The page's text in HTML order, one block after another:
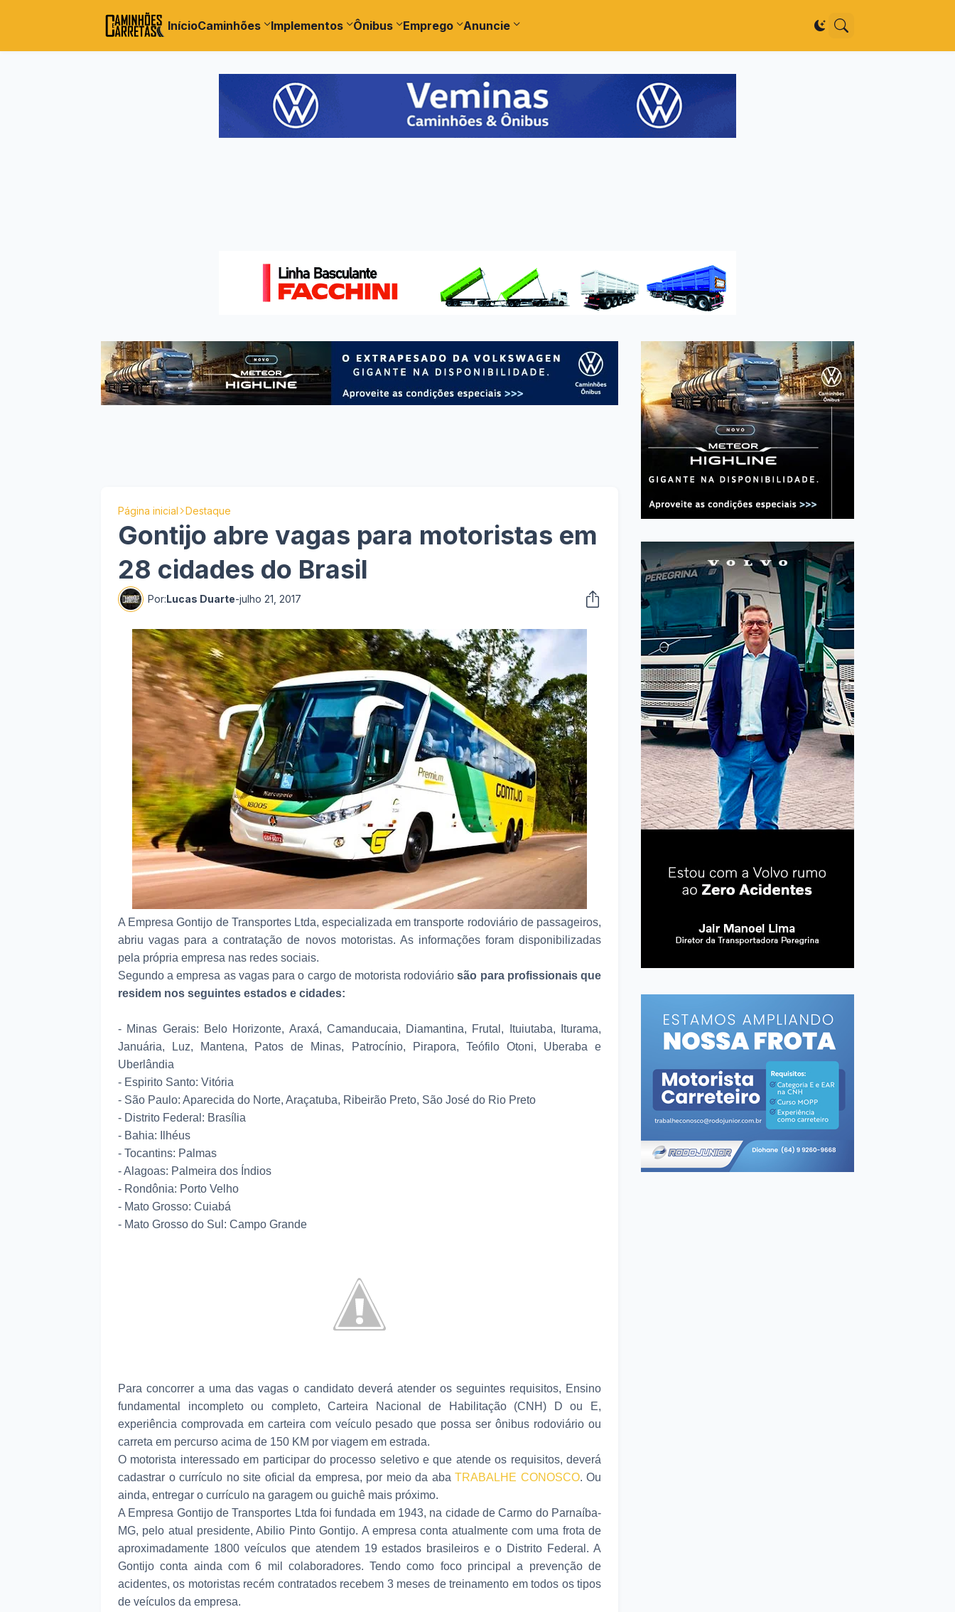
InícioCaminhões Implementos Ônibus Emprego Anuncie
Página inicial Destaque
Gontijo abre vagas para motoristas em
28 cidades do Brasil
Por:Lucas Duarte-julho 21, 2017
A Empresa Gontijo de Transportes Ltda, especializada em transporte rodoviário de passageiros,
abriu vagas para a contratação de novos motoristas. As informações foram disponibilizadas
pela própria empresa nas redes sociais.
Segundo a empresa as vagas para o cargo de motorista rodoviáriosão para profissionais que
residem nos seguintes estados e cidades:
- Minas Gerais: Belo Horizonte, Araxá, Camanducaia, Diamantina, Frutal, Ituiutaba, Iturama,
Januária, Luz, Mantena, Patos de Minas, Patrocínio, Pirapora, Teófilo Otoni, Uberaba e
Uberlândia
- Espirito Santo: Vitória
- São Paulo: Aparecida do Norte, Araçatuba, Ribeirão Preto, São José do Rio Preto
- Distrito Federal: Brasília
- Bahia: Ilhéus
- Tocantins: Palmas
- Alagoas: Palmeira dos Índios
- Rondônia: Porto Velho
- Mato Grosso: Cuiabá
- Mato Grosso do Sul: Campo Grande
Para concorrer a uma das vagas o candidato deverá atender os seguintes requisitos, Ensino
fundamental incompleto ou completo, Carteira Nacional de Habilitação (CNH) D ou E,
experiência comprovada em carteira com veículo pesado que possa ser ônibus rodoviário ou
carreta em percurso acima de 150 KM por viagem em estrada.
O motorista interessado em participar do processo seletivo e que atende os requisitos, deverá
cadastrar o currículo no site oficial da empresa, por meio da aba TRABALHE CONOSCO. Ou
ainda, entregar o currículo na garagem ou guichê mais próximo.
A Empresa Gontijo de Transportes Ltda foi fundada em 1943, na cidade de Carmo do Parnaíba-
MG, pelo atual presidente, Abilio Pinto Gontijo. A empresa conta atualmente com uma frota de
aproximadamente 1800 veículos que atendem 19 estados brasileiros e o Distrito Federal. A
Gontijo conta ainda com 6 mil colaboradores. Tendo como foco principal a prevenção de
acidentes, os motoristas recém contratados recebem 3 meses de treinamento em todos os tipos
de veículos da empresa.